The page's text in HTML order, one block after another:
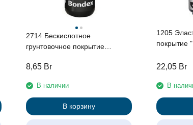
2714 Бескислотное
грунтовочное покрытие
8,65 Br
В наличии
В корзину
1205
покрытие
22,05 Br
В